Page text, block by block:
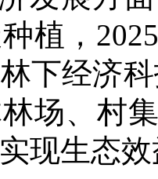
植，
下经济
场、村
现生态